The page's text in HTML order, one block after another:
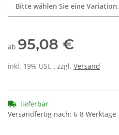
Bitte wählen Sie eine Variation.
ab 95,08 €
inkl. 19% USt. , zzgl. Versand
lieferbar
Versandfertig nach: 6-8 Werktage